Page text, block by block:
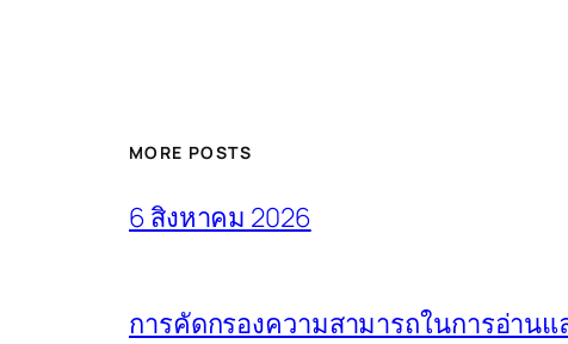
MORE POSTS
6 สิงหาคม 2026
การคัดกรองความสามารถในการอ่านแ